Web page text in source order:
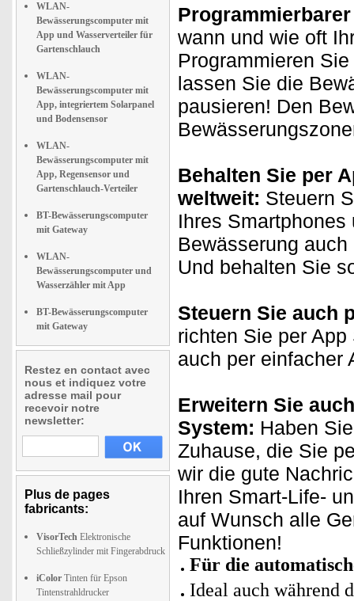
WLAN-
Bewässerungscomputer mit
App und Wasserverteiler für
Gartenschlauch
WLAN-
Bewässerungscomputer mit
App, integriertem Solarpanel
und Bodensensor
WLAN-
Bewässerungscomputer mit
App, Regensensor und
Gartenschlauch-Verteiler
BT-Bewässerungscomputer
mit Gateway
WLAN-
Bewässerungscomputer und
Wasserzähler mit App
BT-Bewässerungscomputer
mit Gateway
Restez en contact avec
nous et indiquez votre
adresse mail pour
recevoir notre
newsletter:
Plus de pages
fabricants:
VisorTech Elektronische
Schließzylinder mit Fingerabdruck
iColor Tinten für Epson
Tintenstrahldrucker
wann und wie oft
Programmieren
lassen Sie die
pausieren! Den
Behalten Sie per
weltweit: Steuern
Ihres
Bewässerung
Und behalten Sie
Steuern Sie auch
richten Sie per
auch per einfacher
Erweitern Sie
System: Haben
Zuhause, die Sie
wir die gute
Ihren Smart-Life-
auf Wunsch alle
Funktionen!
Für die
Ideal auch während